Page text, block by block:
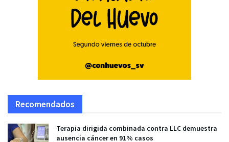
Recomendados
Terapia dirigida combinada contra LLC demuestra
ausencia cáncer en 91% casos